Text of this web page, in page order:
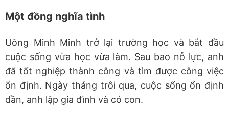
Một đồng nghĩa tình
Uông Minh Minh trở lại trường học và bắt đầu
cuộc sống vừa học vừa làm. Sau bao nỗ lực, anh
đã tốt nghiệp thành công và tìm được công việc
ổn định. Ngày tháng trôi qua, cuộc sống ổn định
dần, anh lập gia đình và có con.